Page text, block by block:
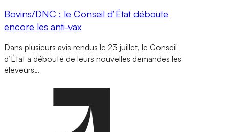
Bovins/DNC : le Conseil d’État déboute
encore les anti-vax
Dans plusieurs avis rendus le 23 juillet, le Conseil
d’État a débouté de leurs nouvelles demandes les
éleveurs…